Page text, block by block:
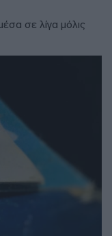
σε λίγα μόλις